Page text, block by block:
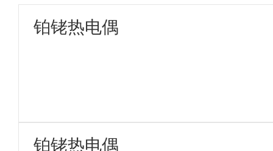
铂铑热电偶
铂铑热电偶